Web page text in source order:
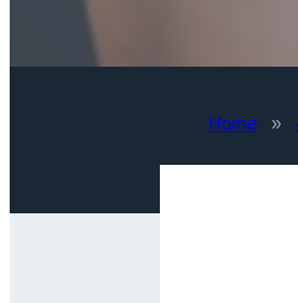
Home »